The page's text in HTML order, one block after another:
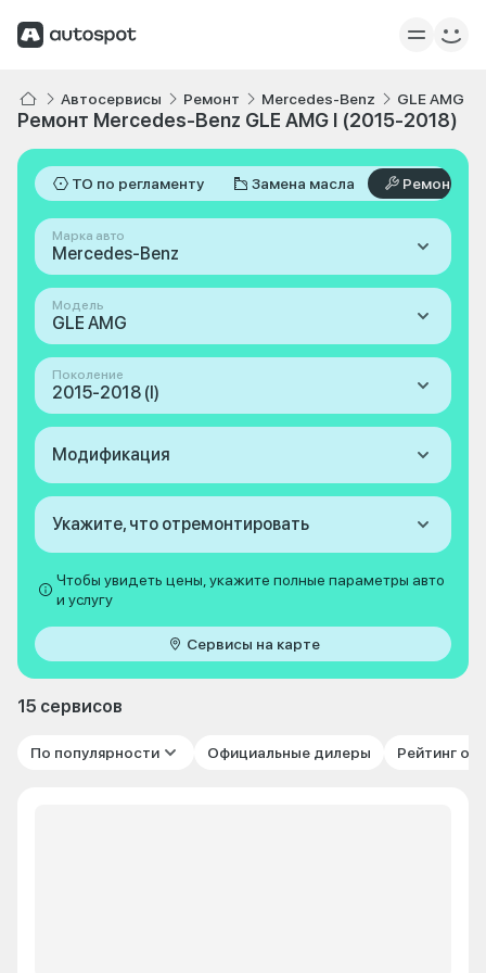
Автосервисы Ремонт Mercedes-Benz GLE AMG
Ремонт Mercedes-Benz GLE AMG I (2015-2018)
ТО по регламенту Замена масла Ремонт
Марка авто
Mercedes-Benz
Модель
GLE AMG
Поколение
2015-2018 (I)
Модификация
Укажите, что отремонтировать
Чтобы увидеть цены, укажите полные параметры авто
и услугу
Сервисы на карте
15 сервисов
По популярности Официальные дилеры Рейтинг